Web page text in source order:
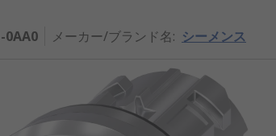
0AA0 メーカー/ブランド名: シーメンス